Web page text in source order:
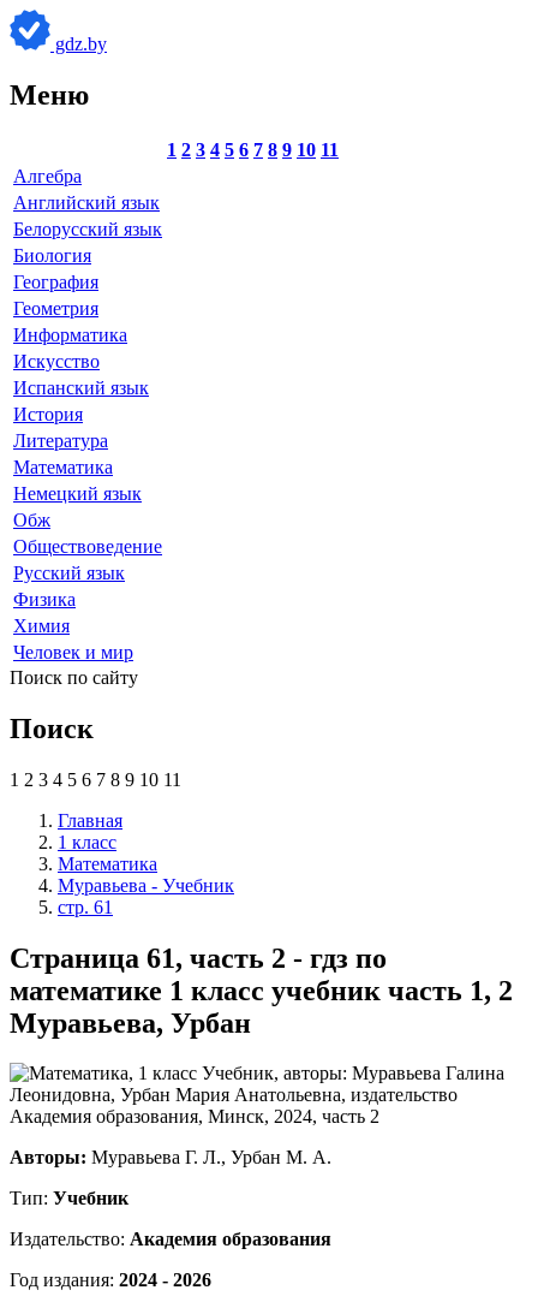
gdz.by
Меню
1 2 3 4 5 6 7 8 9 10 11
Алгебра
Английский язык
Белорусский язык
Биология
География
Геометрия
Информатика
Искусство
Испанский язык
История
Литература
Математика
Немецкий язык
Обж
Обществоведение
Русский язык
Физика
Химия
Человек и мир
Поиск по сайту
Поиск
1 2 3 4 5 6 7 8 9 10 11
Главная
1 класс
Математика
Муравьева - Учебник
стр. 61
Страница 61, часть 2 - гдз по
математике 1 класс учебник часть 1, 2
Муравьева, Урбан
Авторы: Муравьева Г. Л., Урбан М. А.
Тип: Учебник
Издательство: Академия образования
Год издания: 2024 - 2026